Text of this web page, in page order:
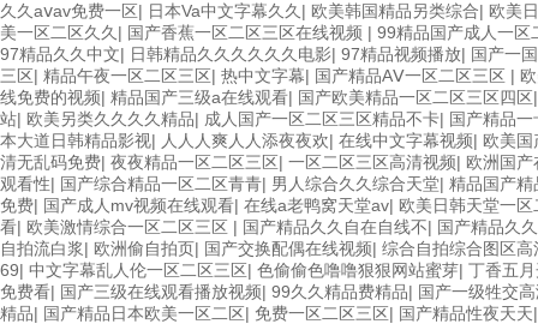
久久aⅴav免费一区| 日本Va中文字幕久久 | 欧美韩国精品另类综合| 欧美
美一区二区久久 | 国产香蕉一区二区三区在线视频 | 99精品国产成人一区
97精品久久中文| 日韩精品久久久久久久电影| 97精品视频播放| 国产一
三区| 精品午夜一区二区三区| 热中文字幕| 国产精品AⅤ一区二区三区 |
线免费的视频| 精品国产三级a在线观看| 国产欧美精品一区二区三区四区
站| 欧美另类久久久久精品| 成人国产一区二区三区精品不卡| 国产精品
本大道日韩精品影视| 人人人爽人人添夜夜欢| 在线中文字幕视频| 欧美国
清无乱码免费| 夜夜精品一区二区三区| 一区二区三区高清视频| 欧洲国
观看性| 国产综合精品一区二区青青| 男人综合久久综合天堂| 精品国产精
免费| 国产成人mv视频在线观看| 在线a老鸭窝天堂av| 欧美日韩天堂一区
看| 欧美激情综合一区二区三区 | 国产精品久久自在自线不| 国产精品久
自拍流白浆| 欧洲偷自拍页| 国产交换配偶在线视频| 综合自拍综合图区高
69| 中文字幕乱人伦一区二区三区| 色偷偷色噜噜狠狠网站蜜芽| 丁香五
免费看| 国产三级在线观看播放视频| 99久久精品费精品| 国产一级牲交
精品| 国产精品日本欧美一区二区| 免费一区二区三区| 国产精品性夜天天